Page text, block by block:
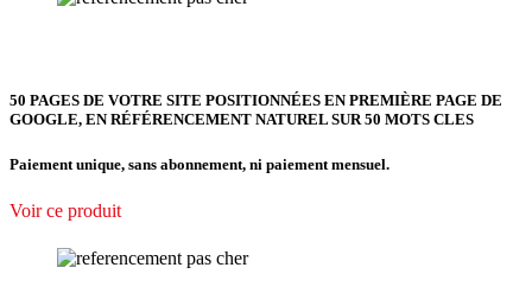
50 PAGES DE VOTRE SITE POSITIONNÉES EN PREMIÈRE PAGE DE
GOOGLE, EN RÉFÉRENCEMENT NATUREL SUR 50 MOTS CLES
Paiement unique, sans abonnement, ni paiement mensuel.
Voir ce produit